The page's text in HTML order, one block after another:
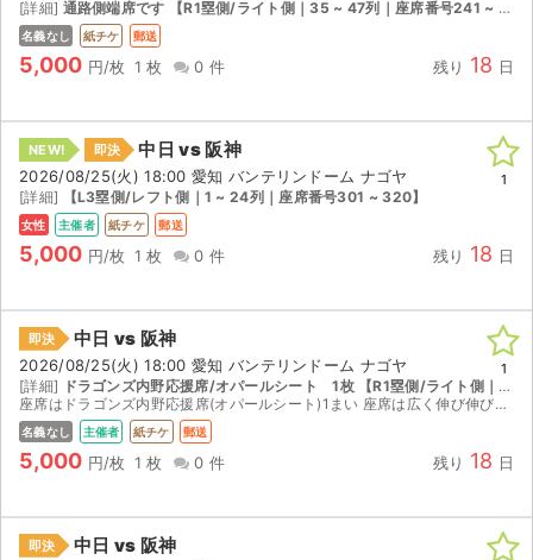
[詳細] 通路側端席です 【R1塁側/ライト側｜35 ~ 47列｜座席番号241 ~ 260】
名義なし 紙チケ 郵送
5,000 円/枚 1 枚 0 件 残り 18 日
NEW! 即決 中日 vs 阪神
2026/08/25(火) 18:00 愛知 バンテリンドーム ナゴヤ
[詳細] 【L3塁側/レフト側｜1 ~ 24列｜座席番号301 ~ 320】
女性 主催者 紙チケ 郵送
5,000 円/枚 1 枚 0 件 残り 18 日
1
即決 中日 vs 阪神
2026/08/25(火) 18:00 愛知 バンテリンドーム ナゴヤ
[詳細] ドラゴンズ内野応援席/オパールシート 1枚 【R1塁側/ライト側｜35 ~ 47列｜座席番号421 ~ 440】
座席はドラゴンズ内野応援席(オパールシート)1まい 座席は広く伸び伸びとご観戦いただけます。 ※ドラゴンズ以外のグッズを身につけて観戦することは禁止されております 他にもチケットを出品してお...
名義なし 主催者 紙チケ 郵送
5,000 円/枚 1 枚 0 件 残り 18 日
1
即決 中日 vs 阪神